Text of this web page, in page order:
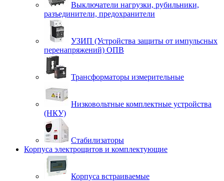
Выключатели нагрузки, рубильники,
разъединители, предохранители
УЗИП (Устройства защиты от импульсных
перенапряжений) ОПВ
Трансформаторы измерительные
Низковольтные комплектные устройства
(НКУ)
Стабилизаторы
Корпуса электрощитов и комплектующие
Корпуса встраиваемые